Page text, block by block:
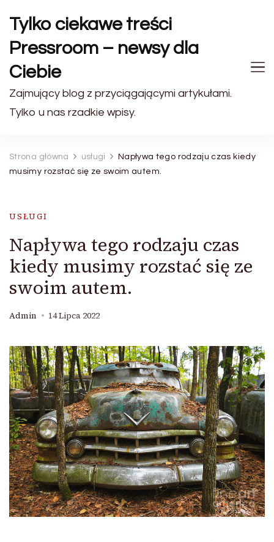
Tylko ciekawe treści
Pressroom – newsy dla
Ciebie
Zajmujący blog z przyciągającymi artykułami.
Tylko u nas rzadkie wpisy.
Strona główna usługi
Napływa tego rodzaju czas kiedy
musimy rozstać się ze swoim autem.
USŁUGI
Napływa tego rodzaju czas
kiedy musimy rozstać się ze
swoim autem.
Admin 14 Lipca 2022